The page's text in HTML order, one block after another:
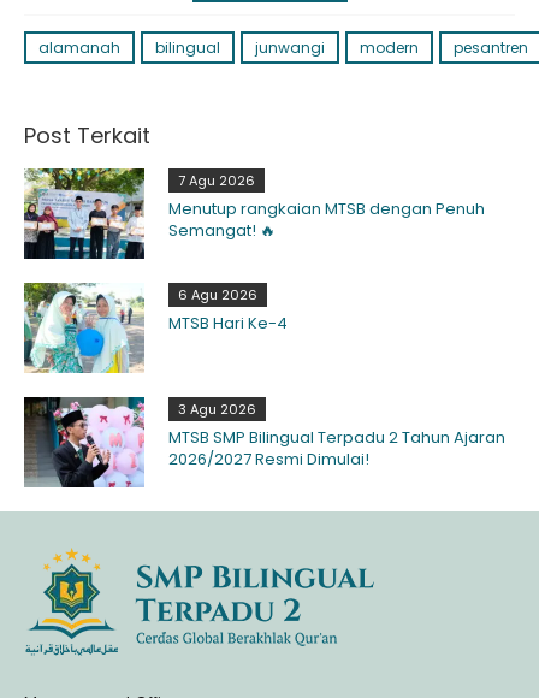
alamanah bilingual junwangi modern pesantren
Post Terkait
7 Agu 2026
Menutup rangkaian MTSB dengan Penuh
Semangat! 🔥
6 Agu 2026
MTSB Hari Ke-4
3 Agu 2026
MTSB SMP Bilingual Terpadu 2 Tahun Ajaran
2026/2027 Resmi Dimulai!